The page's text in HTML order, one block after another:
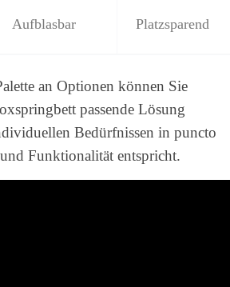
Aufblasbar Platzsparend
an Optionen können Sie
passende Lösung
Bedürfnissen in puncto
Funktionalität entspricht.